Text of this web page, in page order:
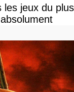
les jeux du plus